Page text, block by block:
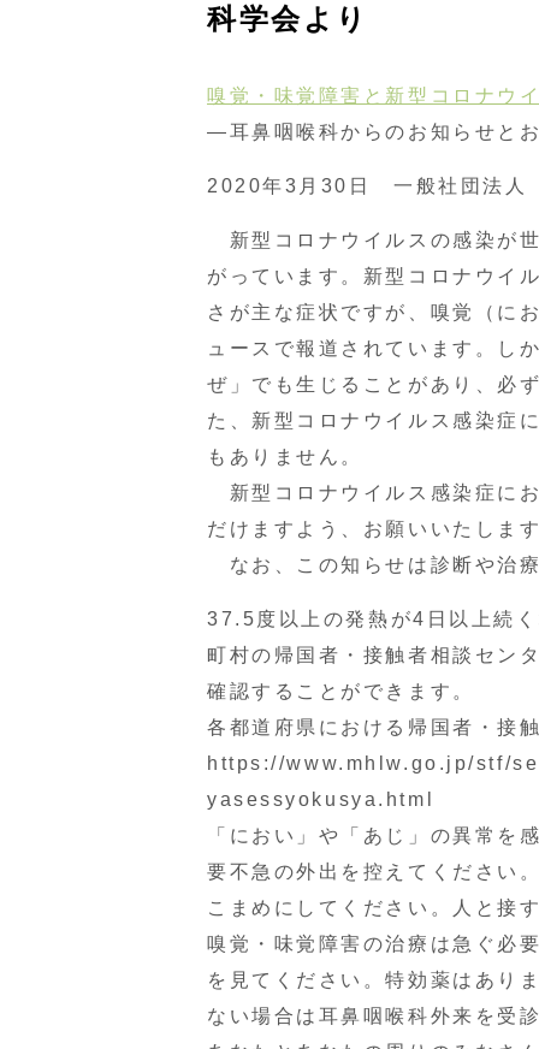
科学会より
嗅覚・味覚障害と新型コロナウ
―耳鼻咽喉科からのお知らせと
2020年3月30日 一般社団法人
新型コロナウイルスの感染が
がっています。新型コロナウイ
さが主な症状ですが、嗅覚（に
ュースで報道されています。し
ぜ」でも生じることがあり、必
た、新型コロナウイルス感染症
もありません。
新型コロナウイルス感染症に
だけますよう、お願いいたします
なお、この知らせは診断や治
37.5度以上の発熱が4日以上続
町村の帰国者・接触者相談セン
確認することができます。
各都道府県における帰国者・接
https://www.mhlw.go.jp/stf/
yasessyokusya.html
「におい」や「あじ」の異常を
要不急の外出を控えてください
こまめにしてください。人と接
嗅覚・味覚障害の治療は急ぐ必
を見てください。特効薬はあり
ない場合は耳鼻咽喉科外来を受